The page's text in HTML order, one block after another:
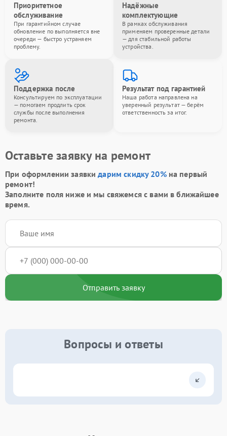
Приоритетное
обслуживание
При гарантийном случае
обновление по выполняется вне
очереди — быстро устраняем
проблему.
Надёжные
комплектующие
В рамках обслуживания
применяем проверенные детали
— для стабильной работы
устройства.
Поддержка после
Консультируем по эксплуатации
— помогаем продлить срок
службы после выполнения
ремонта.
Результат под гарантией
Наша работа направлена на
уверенный результат — берём
ответственность за итог.
Оставьте заявку на ремонт
При оформлении заявкидарим скидку 20%на первый
ремонт!
Заполните поля ниже и мы свяжемся с вами в ближайшее
время.
Отправить заявку
Вопросы и ответы